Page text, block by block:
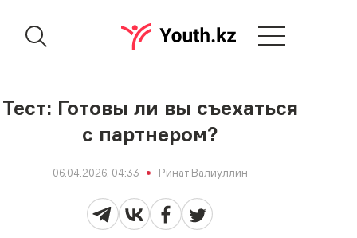
Тест: Готовы ли вы съехаться
с партнером?
06.04.2026, 04:33 Ринат Валиуллин